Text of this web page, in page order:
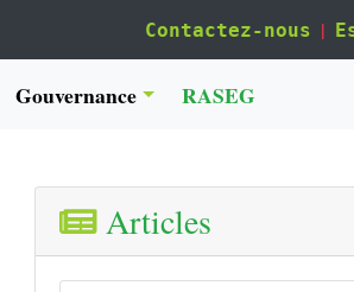
Contactez-nous |
Gouvernance RASEG
Articles